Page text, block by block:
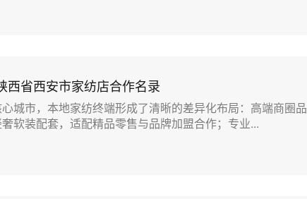
西省西安市家纺店合作名录
城市，本地家纺终端形成了清晰的差异化布局：高端商圈品
软装配套，适配精品零售与品牌加盟合作；专业...